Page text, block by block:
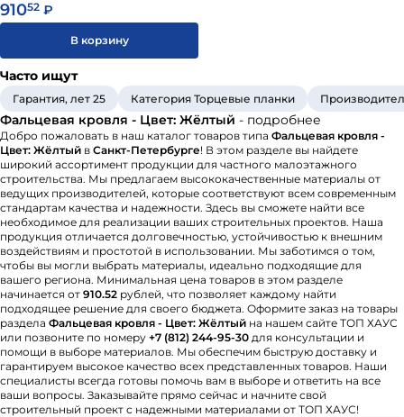
Выбор фальцевой кровли зависит от нескольких
основных факторов:
Материал листов. У разных металлов свои
преимущества. Например, медь обладает высокой
стойкостью к коррозии, а сталь - отличается
прочностью.
Сложность монтажа. Листы могут изготавливаться
с уже загнутыми кромками, что облегчает монтаж.
Толщина металла. Для стали оптимальна толщина
до 0,55 мм, для меди - 0,6 мм. При отгибе листов
большей толщины могут образоваться
микротрещины, что повлияет на срок службы
покрытия.
Выбор фальцевой кровли является ответственным
шагом, который требует учета множества критериев.
Тщательное изучение различных видов и их
характеристик поможет сделать верный выбор и
обеспечит долговременную и надежную защиту дома.
91052 ₽
В корзину
Часто ищут
Гарантия, лет 25 Категория Торцевые планки
Фальцевая кровля - Цвет: Жёлтый - подробнее
Добро пожаловать в наш каталог товаров типа Фальцевая кровля -
Цвет: Жёлтый в Санкт-Петербурге! В этом разделе вы найдете
широкий ассортимент продукции для частного малоэтажного
строительства. Мы предлагаем высококачественные материалы от
ведущих производителей, которые соответствуют всем современным
стандартам качества и надежности. Здесь вы сможете найти все
необходимое для реализации ваших строительных проектов. Наша
продукция отличается долговечностью, устойчивостью к внешним
воздействиям и простотой в использовании. Мы заботимся о том,
чтобы вы могли выбрать материалы, идеально подходящие для
вашего региона. Минимальная цена товаров в этом разделе
начинается от 910.52 рублей, что позволяет каждому найти
подходящее решение для своего бюджета. Оформите заказ на товары
раздела Фальцевая кровля - Цвет: Жёлтый на нашем сайте ТОП ХАУС
или позвоните по номеру +7 (812) 244-95-30 для консультации и
помощи в выборе материалов. Мы обеспечим быструю доставку и
гарантируем высокое качество всех представленных товаров. Наши
специалисты всегда готовы помочь вам в выборе и ответить на все
ваши вопросы. Заказывайте прямо сейчас и начните свой
строительный проект с надежными материалами от ТОП ХАУС!